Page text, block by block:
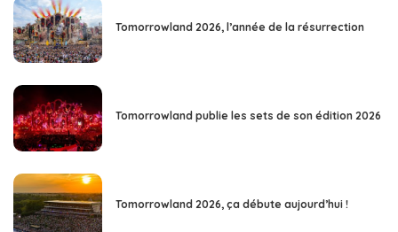
Tomorrowland 2026, l’année de la résurrection
Tomorrowland publie les sets de son édition 2026
Tomorrowland 2026, ça débute aujourd’hui !